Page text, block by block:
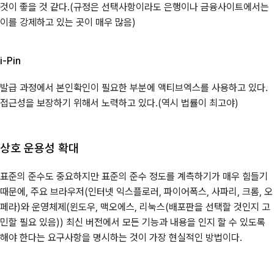
것이 좋을 것 같다.(규정은 선택사항이라도 은행이나 금융사이트에서는
이를 강제하고 있는 곳이 매우 많음)
i-Pin
발급 과정에서 본인확인이 필요한 부분에 액티브엑스를 사용하고 있다.
접근성을 보장하기 위해서 노력하고 있다.(역시 법률이 최고야)
상호 운용성 확대
표준의 준수도 중요하지만 표준의 준수 정도를 계측하기가 매우 힘들기
때문에, 주요 브라우저(인터넷 익스플로러, 파이어폭스, 사파리, 크롬, 오
페라)와 운영체제(윈도우, 맥오에스, 리눅스(배포판을 선택할 것인지 고
민할 필요 있음)) 최신 버전에서 모든 기능과 내용을 인지 할 수 있도록
해야 한다는 요구사항을 명시하는 것이 가장 현실적인 방법이다.